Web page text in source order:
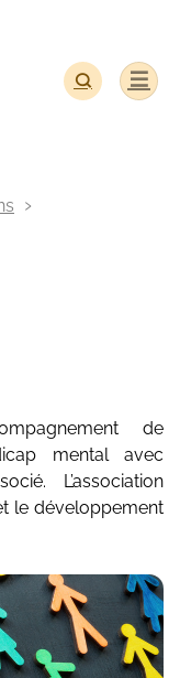
de
mental avec
L’association
le développement